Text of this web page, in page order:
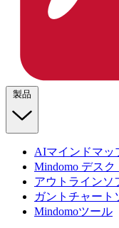
製品
AIマインドマッ
Mindomo デス
アウトラインソ
ガントチャート
Mindomoツール